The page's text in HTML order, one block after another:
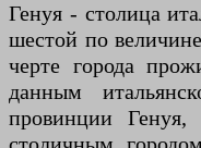
Генуя - столица
шестой по
черте города
данным
провинции Генуя,